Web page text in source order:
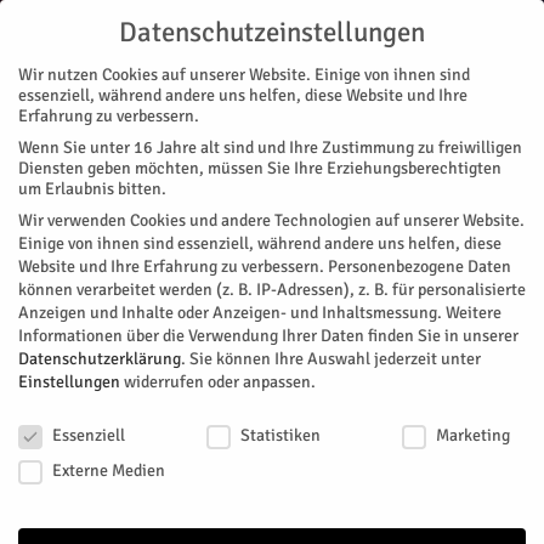
Start Stadtteile Jülich Neutronenquelle HBS-I für Jülich?
STADTTEILE JÜLICH
Neutronenquelle HBS-I für Jülich?
Der Wissenschaftsrat hat die wissenschaftliche und
strategische Bedeutung der geplanten Neutronenquelle High
Brilliance Neutron Source hervorgehoben. In seiner heute
veröffentlichten Stellungnahme empfiehlt er ausdrücklich,
die erste Stufe der Anlage, kurz HBS-I, am
Datenschutzeinstellungen
Wir nutzen Cookies auf unserer Website. Einige von ihnen sind
essenziell, während andere uns helfen, diese Website und Ihre
Erfahrung zu verbessern.
Wenn Sie unter 16 Jahre alt sind und Ihre Zustimmung zu freiwilligen
Diensten geben möchten, müssen Sie Ihre Erziehungsberechtigten
um Erlaubnis bitten.
Wir verwenden Cookies und andere Technologien auf unserer Website.
Einige von ihnen sind essenziell, während andere uns helfen, diese
Website und Ihre Erfahrung zu verbessern. Personenbezogene Daten
können verarbeitet werden (z. B. IP-Adressen), z. B. für personalisierte
Anzeigen und Inhalte oder Anzeigen- und Inhaltsmessung. Weitere
Informationen über die Verwendung Ihrer Daten finden Sie in unserer
Datenschutzerklärung. Sie können Ihre Auswahl jederzeit unter
Einstellungen widerrufen oder anpassen.
Essenziell
Statistiken
Marketing
Externe Medien